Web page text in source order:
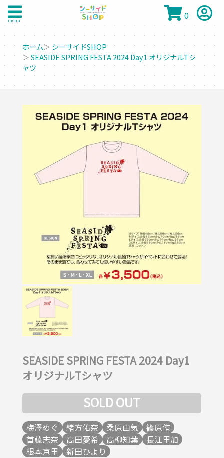
menu 0
ホーム＞ シーサイドSHOP
＞SEASIDE SPRING FESTA 2024 Day1 オリジナルTシ
ャツ
SEASIDE SPRING FESTA 2024 Day1
オリジナルTシャツ
SOLD OUT
梅澤めぐ 緒方佑奈 桑原由気
篠原侑
首藤志奈
高田憂希 高柳知葉
長江里加
根本京里
新田ひより